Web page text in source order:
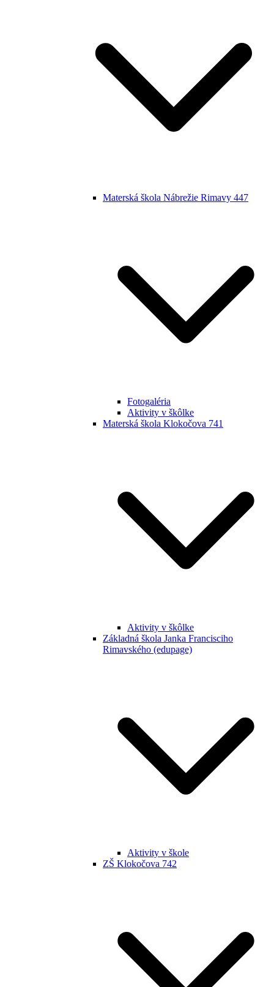
Materská škola Nábrežie Rimavy 447
Fotogaléria
Aktivity v škôlke
Materská škola Klokočova 741
Aktivity v škôlke
Základná škola Janka Francisciho
Rimavského (edupage)
Aktivity v škole
ZŠ Klokočova 742